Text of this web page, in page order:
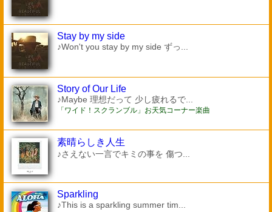
Stay by my side
♪Won't you stay by my side ずっ...
Story of Our Life
♪Maybe 理想だって 少し疲れるで...
「ワイド！スクランブル」お天気コーナー楽曲
素晴らしき人生
♪さえない一言でキミの事を 傷つ...
Sparkling
♪This is a sparkling summer tim...